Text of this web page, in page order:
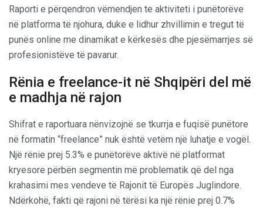
Raporti e përqendron vëmendjen te aktiviteti i punëtorëve
në platforma të njohura, duke e lidhur zhvillimin e tregut të
punës online me dinamikat e kërkesës dhe pjesëmarrjes së
profesionistëve të pavarur.
Rënia e freelance-it në Shqipëri del më
e madhja në rajon
Shifrat e raportuara nënvizojnë se tkurrja e fuqisë punëtore
në formatin “freelance” nuk është vetëm një luhatje e vogël.
Një rënie prej 5.3% e punëtorëve aktivë në platformat
kryesore përbën segmentin më problematik që del nga
krahasimi mes vendeve të Rajonit të Europës Juglindore.
Ndërkohë, fakti që rajoni në tërësi ka një rënie prej 0.7%